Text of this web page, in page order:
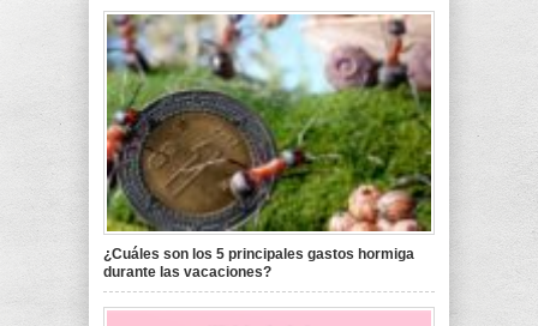
¿Cuáles son los 5 principales gastos hormiga
durante las vacaciones?